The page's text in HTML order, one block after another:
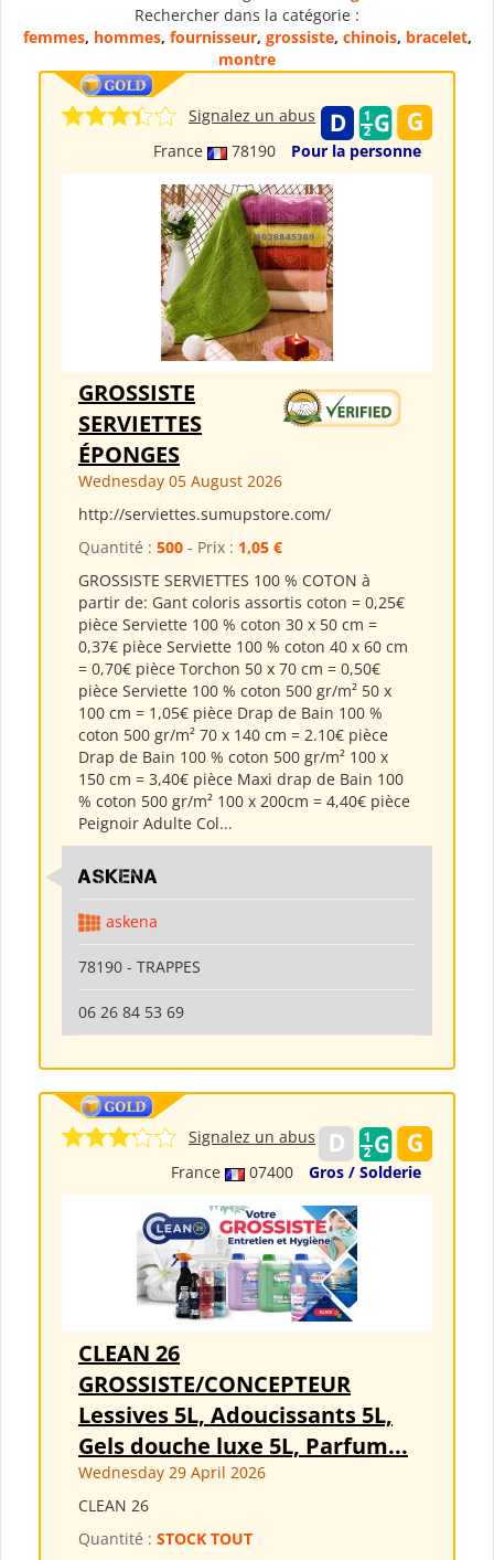
Rechercher dans la catégorie :
femmes, hommes, fournisseur, grossiste, chinois, bracelet,
montre
France 78190 Pour la personne
Signalez un abus
GROSSISTE
SERVIETTES
ÉPONGES
Wednesday 05 August 2026
http://serviettes.sumupstore.com/
Quantité : 500 - Prix : 1,05 €
GROSSISTE SERVIETTES 100 % COTON à
partir de: Gant coloris assortis coton = 0,25€
pièce Serviette 100 % coton 30 x 50 cm =
0,37€ pièce Serviette 100 % coton 40 x 60 cm
= 0,70€ pièce Torchon 50 x 70 cm = 0,50€
pièce Serviette 100 % coton 500 gr/m² 50 x
100 cm = 1,05€ pièce Drap de Bain 100 %
coton 500 gr/m² 70 x 140 cm = 2.10€ pièce
Drap de Bain 100 % coton 500 gr/m² 100 x
150 cm = 3,40€ pièce Maxi drap de Bain 100
% coton 500 gr/m² 100 x 200cm = 4,40€ pièce
Peignoir Adulte Col...
ASKENA
askena
78190 - TRAPPES
06 26 84 53 69
France 07400 Gros / Solderie
Signalez un abus
CLEAN 26
GROSSISTE/CONCEPTEUR
Lessives 5L, Adoucissants 5L,
Gels douche luxe 5L, Parfum...
Wednesday 29 April 2026
CLEAN 26
Quantité : STOCK TOUT